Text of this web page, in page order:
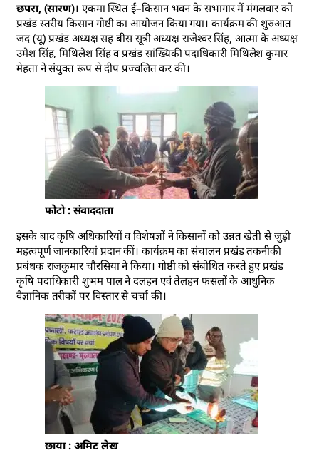
छपरा, (सारण)। एकमा स्थित ई–किसान भवन के सभागार में मंगलवार को
प्रखंड स्तरीय किसान गोष्ठी का आयोजन किया गया। कार्यक्रम की शुरुआत
जद (यू) प्रखंड अध्यक्ष सह बीस सूत्री अध्यक्ष राजेश्वर सिंह, आत्मा के अध्यक्ष
उमेश सिंह, मिथिलेश सिंह व प्रखंड सांख्यिकी पदाधिकारी मिथिलेश कुमार
मेहता ने संयुक्त रूप से दीप प्रज्वलित कर की।
फोटो : संवाददाता
इसके बाद कृषि अधिकारियों व विशेषज्ञों ने किसानों को उन्नत खेती से जुड़ी
महत्वपूर्ण जानकारियां प्रदान कीं। कार्यक्रम का संचालन प्रखंड तकनीकी
प्रबंधक राजकुमार चौरसिया ने किया। गोष्ठी को संबोधित करते हुए प्रखंड
कृषि पदाधिकारी शुभम पाल ने दलहन एवं तेलहन फसलों के आधुनिक
वैज्ञानिक तरीकों पर विस्तार से चर्चा की।
छाया : अमिट लेख